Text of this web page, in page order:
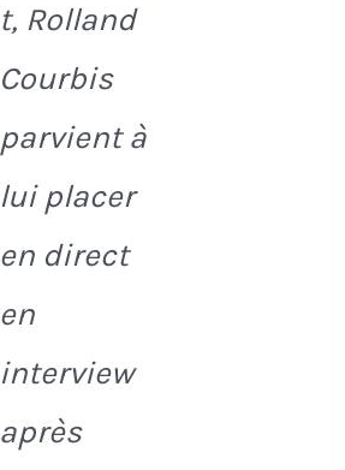
t, Rolland
Courbis
parvient à
lui placer
en direct
en
interview
après